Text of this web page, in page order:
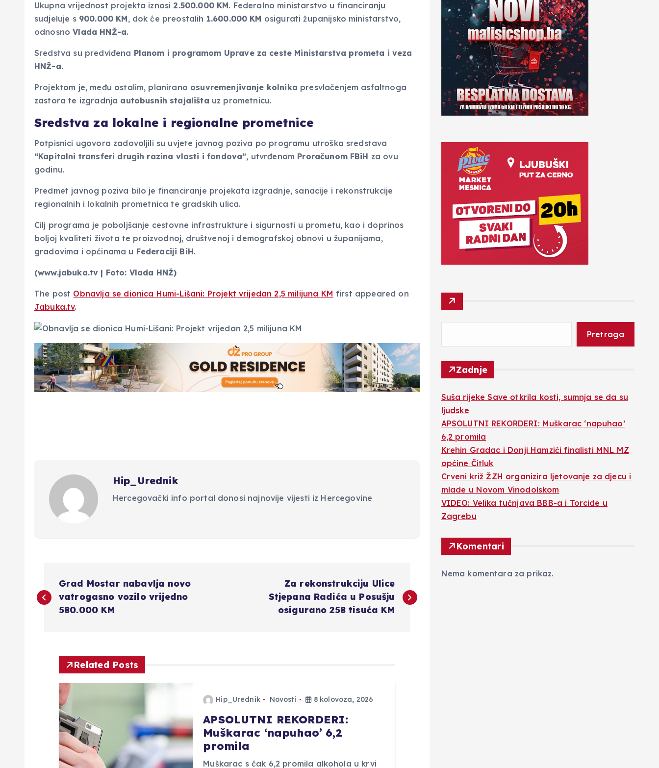
Ukupna vrijednost projekta iznosi 2.500.000 KM. Federalno ministarstvo u financiranju
sudjeluje s 900.000 KM, dok će preostalih 1.600.000 KM osigurati županijsko ministarstvo,
odnosnoVlada HNŽ-a.
Sredstva su predviđena Planom i programom Uprave za ceste Ministarstva prometa i veza
HNŽ-a.
Projektom je, među ostalim, planirano osuvremenjivanje kolnika presvlačenjem asfaltnoga
zastora te izgradnja autobusnih stajališta uz prometnicu.
Sredstva za lokalne i regionalne prometnice
Potpisnici ugovora zadovoljili su uvjete javnog poziva po programu utroška sredstava
“Kapitalni transferi drugih razina vlasti i fondova”, utvrđenom Proračunom FBiH za ovu
godinu.
Predmet javnog poziva bilo je financiranje projekata izgradnje, sanacije i rekonstrukcije
regionalnih i lokalnih prometnica te gradskih ulica.
Cilj programa je poboljšanje cestovne infrastrukture i sigurnosti u prometu, kao i doprinos
boljoj kvaliteti života te proizvodnoj, društvenoj i demografskoj obnovi u županijama,
gradovima i općinama u Federaciji BiH.
(www.jabuka.tv | Foto: Vlada HNŽ)
The post Obnavlja se dionica Humi-Lišani: Projekt vrijedan 2,5 milijuna KM first appeared on
Jabuka.tv.
Hip_Urednik
Hercegovački info portal donosi najnovije vijesti iz Hercegovine
a
Grad Mostar nabavlja novo
vatrogasno vozilo vrijedno
580.000 KM
Za rekonstrukciju Ulice
Stjepana Radića u Posušju
osigurano 258 tisuća KM
Related Posts
Hip_Urednik Novosti 8 kolovoza, 2026
APSOLUTNI REKORDERI:
Muškarac ‘napuhao’ 6,2
promila
Muškarac s čak 6,2 promila alkohola u krvi
Pretraga
Zadnje
Suša rijeke Save otkrila kosti, sumnja se da su
ljudske
APSOLUTNI REKORDERI: Muškarac ‘napuhao’
6,2 promila
Krehin Gradac i Donji Hamzići finalisti MNL MZ
općine Čitluk
Crveni križ ŽZH organizira ljetovanje za djecu i
mlade u Novom Vinodolskom
VIDEO: Velika tučnjava BBB-a i Torcide u
Zagrebu
Komentari
Nema komentara za prikaz.